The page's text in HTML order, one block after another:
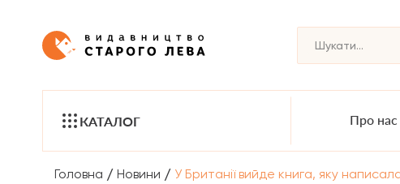
КАТАЛОГ Про нас
Головна / Новини / У Британії вийде книга, яку